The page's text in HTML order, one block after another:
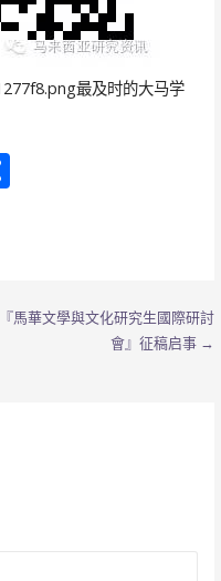
最及时的大马学
分
​『馬華文學與文化研究生國際研討
會』征稿启事 →